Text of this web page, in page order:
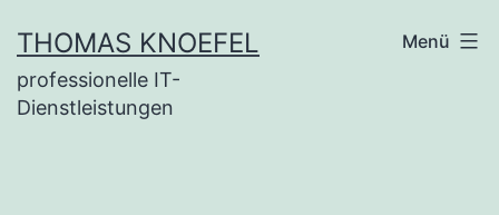
Inhalt
springen
THOMAS KNOEFEL
professionelle IT-
Dienstleistungen
Menü